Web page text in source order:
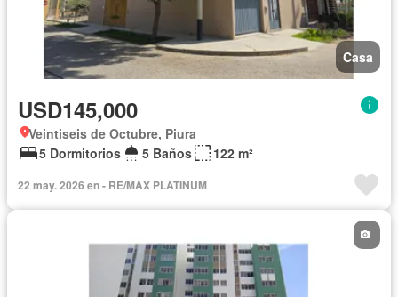
Casa
USD145,000
Veintiseis de Octubre, Piura
5 Dormitorios
5 Baños 122 m²
22 may. 2026 en - RE/MAX PLATINUM